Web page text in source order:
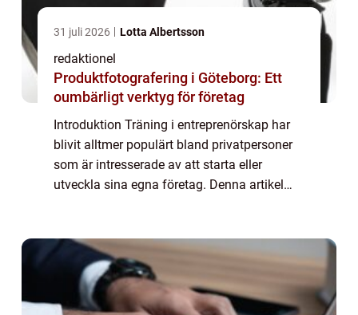
31 juli 2026 Lotta Albertsson
redaktionel
Produktfotografering i Göteborg: Ett
oumbärligt verktyg för företag
Introduktion Träning i entreprenörskap har
blivit alltmer populärt bland privatpersoner
som är intresserade av att starta eller
utveckla sina egna företag. Denna artikel